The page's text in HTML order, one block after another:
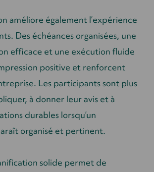
améliore également l’expérience
Des échéances organisées, une
efficace et une exécution fluide
positive et renforcent
Les participants sont plus
à donner leur avis et à
durables lorsqu’un
organisé et pertinent.
solide permet de